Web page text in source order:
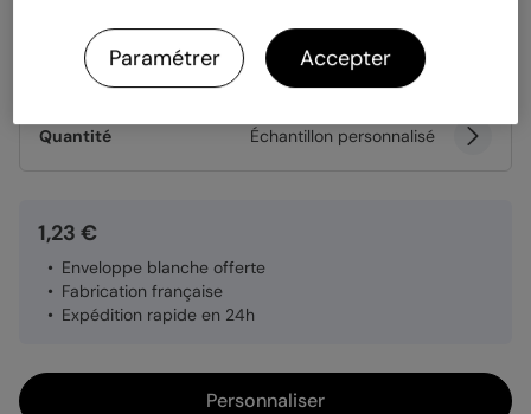
Papier Papier Satiné
Quantité Échantillon personnalisé
1,23 €
Enveloppe blanche offerte
Fabrication française
Expédition rapide en 24h
Personnaliser
Paramétrer Accepter